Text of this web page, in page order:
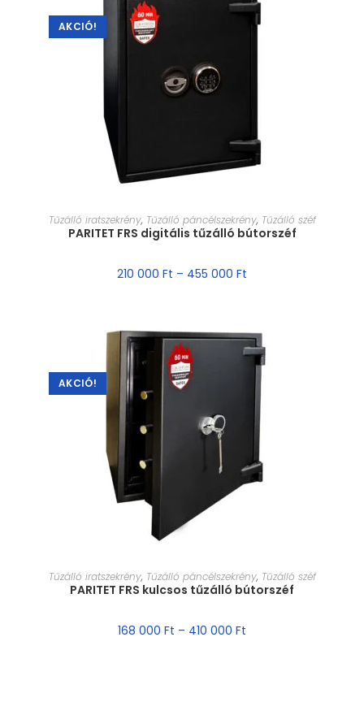
AKCIÓ!
MÉRET VÁLASZTÁSA
Tűzálló iratszekrény, Tűzálló páncélszekrény, Tűzálló széf
PARITET FRS digitális tűzálló bútorszéf
210 000 Ft – 455 000 Ft
AKCIÓ!
MÉRET VÁLASZTÁSA
Tűzálló iratszekrény, Tűzálló páncélszekrény, Tűzálló széf
PARITET FRS kulcsos tűzálló bútorszéf
168 000 Ft – 410 000 Ft